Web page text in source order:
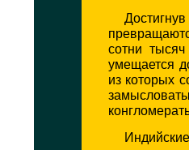
сотни
умещается
из которых